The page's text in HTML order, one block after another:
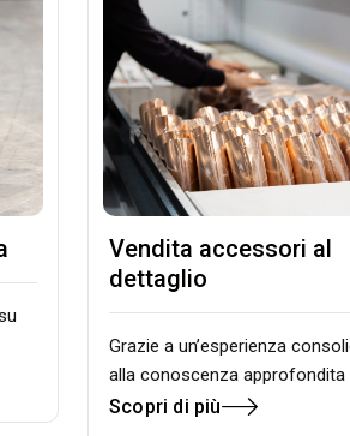
Vendita accessori al
dettaglio
Grazie a un’esperienza
alla conoscenza approfondita
Scopri di più